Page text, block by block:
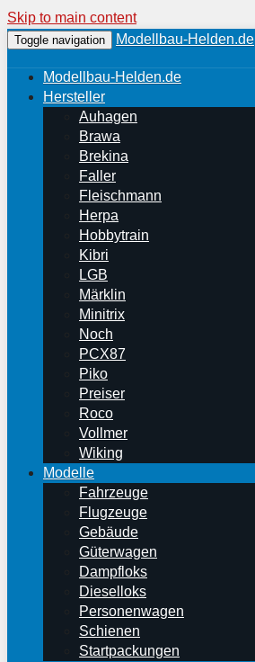
Skip to main content
Toggle navigation Modellbau-Helden.de
Modellbau-Helden.de
Hersteller
Auhagen
Brawa
Brekina
Faller
Fleischmann
Herpa
Hobbytrain
Kibri
LGB
Märklin
Minitrix
Noch
PCX87
Piko
Preiser
Roco
Vollmer
Wiking
Modelle
Fahrzeuge
Flugzeuge
Gebäude
Güterwagen
Dampfloks
Dieselloks
Personenwagen
Schienen
Startpackungen